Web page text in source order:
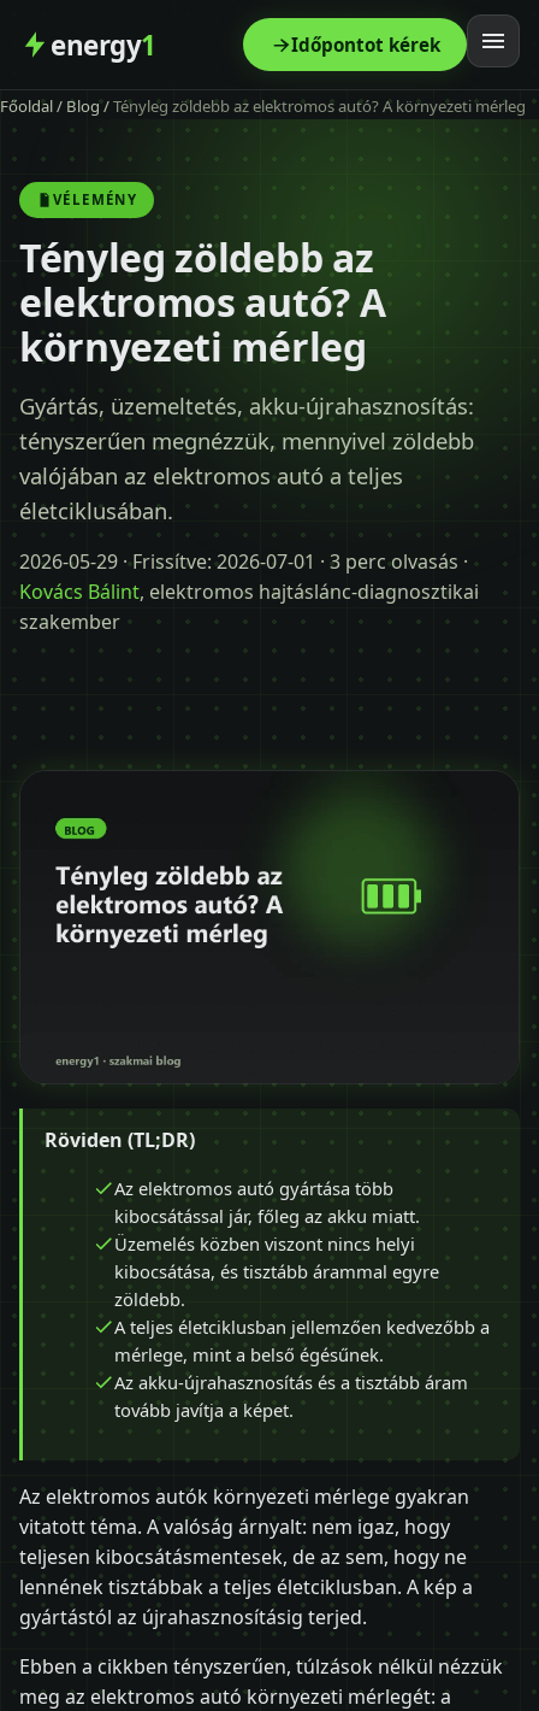
energy1 Időpontot kérek
Főoldal
Szolgáltatás
Árak
Modellek
Kapcsolat
Blog
+36 30 680 7511
Főoldal/ Blog/Tényleg zöldebb az elektromos autó? A környezeti mérleg
VÉLEMÉNY
Tényleg zöldebb az
elektromos autó? A
környezeti mérleg
Gyártás, üzemeltetés, akku-újrahasznosítás:
tényszerűen megnézzük, mennyivel zöldebb
valójában az elektromos autó a teljes
életciklusában.
2026-05-29 · Frissítve:2026-07-01 · 3 perc olvasás ·
Kovács Bálint, elektromos hajtáslánc-diagnosztikai
szakember
Röviden (TL;DR)
Az elektromos autó gyártása több
kibocsátással jár, főleg az akku miatt.
Üzemelés közben viszont nincs helyi
kibocsátása, és tisztább árammal egyre
zöldebb.
A teljes életciklusban jellemzően kedvezőbb a
mérlege, mint a belső égésűnek.
Az akku-újrahasznosítás és a tisztább áram
tovább javítja a képet.
Az elektromos autók környezeti mérlege gyakran
vitatott téma. A valóság árnyalt: nem igaz, hogy
teljesen kibocsátásmentesek, de az sem, hogy ne
lennének tisztábbak a teljes életciklusban. A kép a
gyártástól az újrahasznosításig terjed.
Ebben a cikkben tényszerűen, túlzások nélkül nézzük
meg az elektromos autó környezeti mérlegét: a